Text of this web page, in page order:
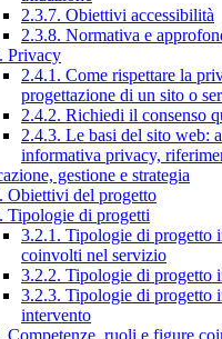
2.3.7. Obiettivi accessibilità
2.3.8. Normativa e
Privacy
2.4.1. Come rispettare la
progettazione di un sito o
2.4.2. Richiedi il consenso
2.4.3. Le basi del sito web:
informativa privacy,
gestione e strategia
Obiettivi del progetto
Tipologie di progetti
3.2.1. Tipologie di progetto
coinvolti nel servizio
3.2.2. Tipologie di progetto
3.2.3. Tipologie di progetto
intervento
Competenze, ruoli e figure